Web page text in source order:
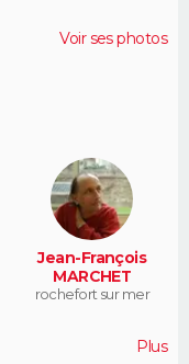
Voir ses photos
Jean-François
MARCHET
rochefort sur mer
Plus